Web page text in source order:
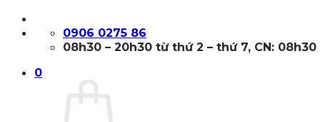
qua
0906 0275 86
08h30 – 20h30 từ thứ 2 – thứ 7, CN: 08h30
0